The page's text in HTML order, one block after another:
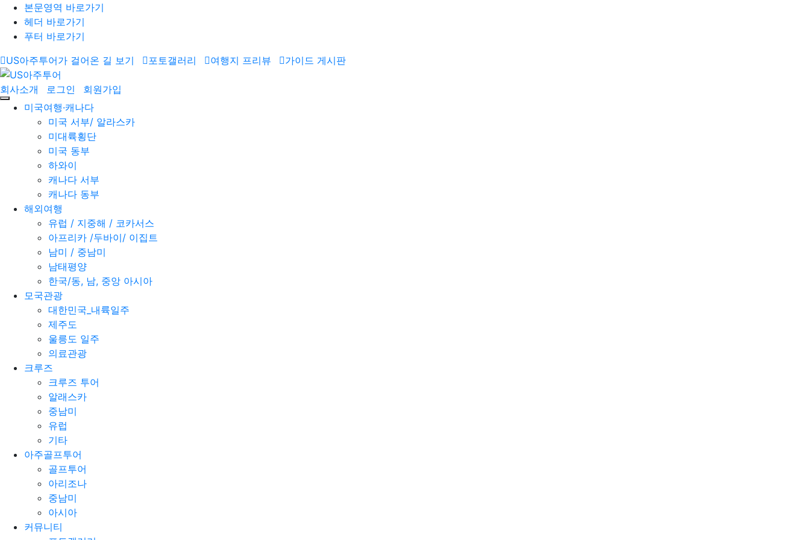
본문영역 바로가기
헤더 바로가기
푸터 바로가기
US아주투어가 걸어온 길 보기
포토갤러리 여행지 프리뷰 가이드 게시판
회사소개 로그인
회원가입
미국여행·캐나다
미국 서부/ 알라스카
미대륙횡단
미국 동부
하와이
캐나다 서부
캐나다 동부
해외여행
유럽 / 지중해 / 코카서스
아프리카 /두바이/ 이집트
남미 / 중남미
남태평양
한국/동, 남, 중앙 아시아
모국관광
대한민국_내륙일주
제주도
울릉도 일주
의료관광
크루즈
크루즈 투어
알래스카
중남미
유럽
기타
아주골프투어
골프투어
아리조나
중남미
아시아
커뮤니티